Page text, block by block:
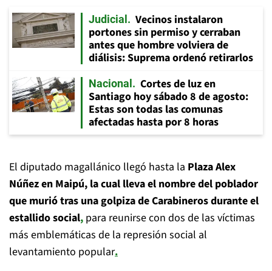
Judicial
Vecinos instalaron
portones sin permiso y cerraban
antes que hombre volviera de
diálisis: Suprema ordenó retirarlos
Nacional
Cortes de luz en
Santiago hoy sábado 8 de agosto:
Estas son todas las comunas
afectadas hasta por 8 horas
El diputado magallánico llegó hasta la Plaza Alex
Núñez en Maipú, la cual lleva el nombre del poblador
que murió tras una golpiza de Carabineros durante el
estallido social, para reunirse con dos de las víctimas
más emblemáticas de la represión social al
levantamiento popular.